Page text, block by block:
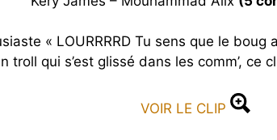
« LOURRRRD Tu sens que le boug
troll qui s’est glissé dans les comm’, ce
VOIR LE CLIP